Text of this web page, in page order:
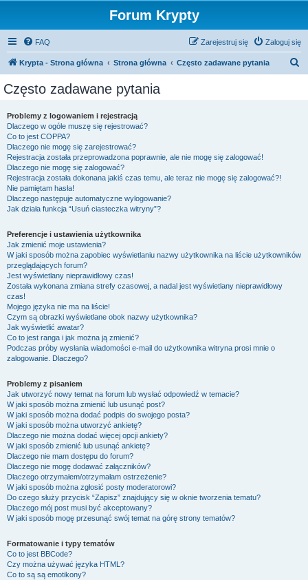
Forum Krypty
FAQ Zaloguj się
Zarejestruj się
Krypta - Strona główna Strona główna Często zadawane pytania
Często zadawane pytania
Problemy z logowaniem i rejestracją
Dlaczego w ogóle muszę się rejestrować?
Co to jest COPPA?
Dlaczego nie mogę się zarejestrować?
Rejestracja została przeprowadzona poprawnie, ale nie mogę się zalogować!
Dlaczego nie mogę się zalogować?
Rejestracja została dokonana jakiś czas temu, ale teraz nie mogę się zalogować?!
Nie pamiętam hasła!
Dlaczego następuje automatyczne wylogowanie?
Jak działa funkcja “Usuń ciasteczka witryny”?
Preferencje i ustawienia użytkownika
Jak zmienić moje ustawienia?
W jaki sposób można zapobiec wyświetlaniu nazwy użytkownika na liście użytkowników
przeglądających forum?
Jest wyświetlany nieprawidłowy czas!
Została wykonana zmiana strefy czasowej, a nadal jest wyświetlany nieprawidłowy
czas!
Mojego języka nie ma na liście!
Czym są obrazki wyświetlane obok nazwy użytkownika?
Jak wyświetlić awatar?
Co to jest ranga i jak można ją zmienić?
Podczas próby wysłania wiadomości e-mail do użytkownika witryna prosi mnie o
zalogowanie. Dlaczego?
Problemy z pisaniem
Jak utworzyć nowy temat na forum lub wysłać odpowiedź w temacie?
W jaki sposób można zmienić lub usunąć post?
W jaki sposób można dodać podpis do swojego posta?
W jaki sposób można utworzyć ankietę?
Dlaczego nie można dodać więcej opcji ankiety?
W jaki sposób zmienić lub usunąć ankietę?
Dlaczego nie mam dostępu do forum?
Dlaczego nie mogę dodawać załączników?
Dlaczego otrzymałem/otrzymałam ostrzeżenie?
W jaki sposób można zgłosić posty moderatorowi?
Do czego służy przycisk “Zapisz” znajdujący się w oknie tworzenia tematu?
Dlaczego mój post musi być akceptowany?
W jaki sposób mogę przesunąć swój temat na górę strony tematów?
Formatowanie i typy tematów
Co to jest BBCode?
Czy można używać języka HTML?
Co to są są emotikony?